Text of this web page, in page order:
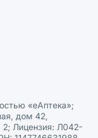
данных
«еАптека»;
дом 42,
2; Лицензия: Л042-